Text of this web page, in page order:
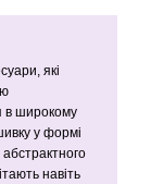
які
в широкому
у формі
навіть